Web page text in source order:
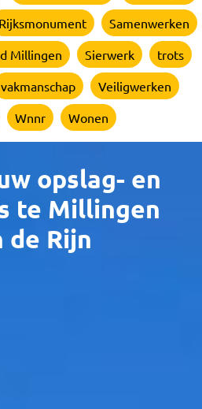
Rijksmonument
Samenwerken
Millingen Sierwerk
trots
vakmanschap
Veiligwerken
Wnnr Wonen
opslag- en
te Millingen
de Rijn